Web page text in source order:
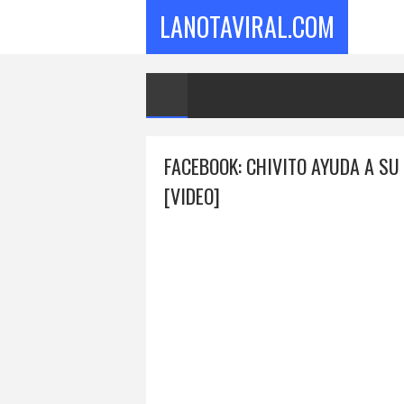
LANOTAVIRAL.COM
FACEBOOK: CHIVITO AYUDA A
[VIDEO]